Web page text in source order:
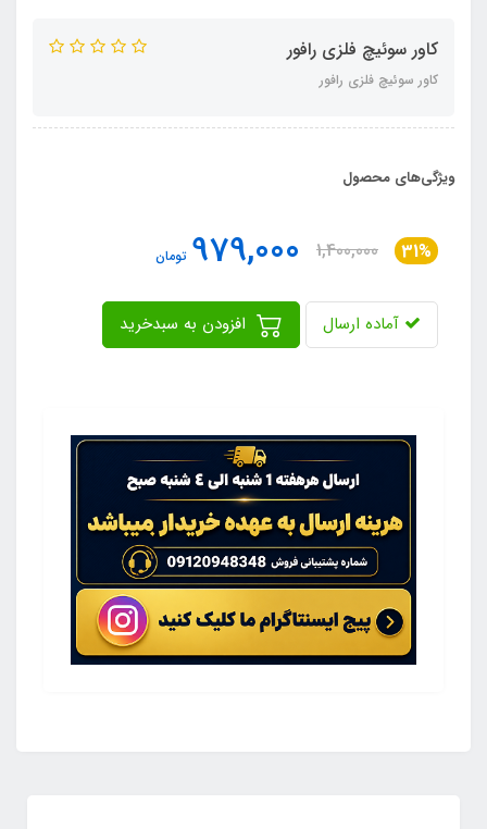
کاور سوئیچ فلزی رافور
کاور سوئیچ فلزی رافور
ویژگی‌های محصول
31%
1,400,000
979,000 تومان
آماده ارسال